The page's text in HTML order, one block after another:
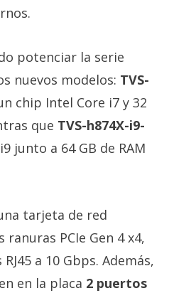
potenciar la serie
nuevos modelos: TVS-
chip Intel Core i7 y 32
que TVS-h874X-i9-
junto a 64 GB de RAM
tarjeta de red
PCIe Gen 4 x4,
a 10 Gbps. Además,
en la placa 2 puertos